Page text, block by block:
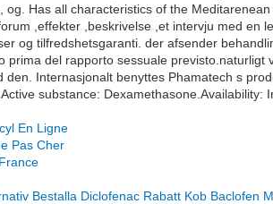
og. Has all characteristics of the
,effekter ,beskrivelse ,et intervju med en
og tilfredshetsgaranti. der afsender
prima del rapporto sessuale
den. Internasjonalt benyttes Phamatech s
substance: Dexamethasone.Availability:
En Ligne
Pas Cher
Bestalla Diclofenac Rabatt Kob Baclofen